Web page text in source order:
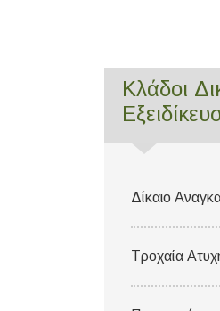
Κλάδοι
Δίκαιο
Τροχαία